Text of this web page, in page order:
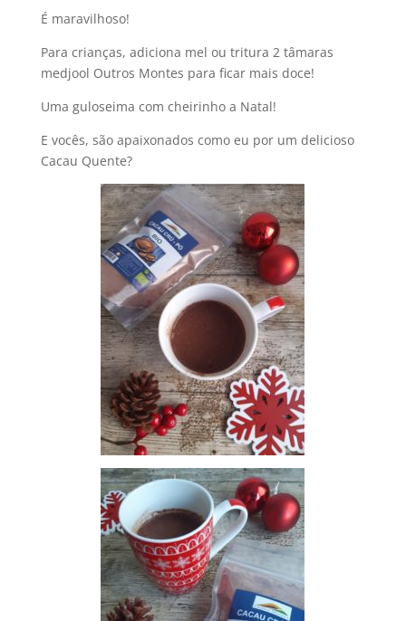
É maravilhoso!
Para crianças, adiciona mel ou tritura 2 tâmaras
medjool Outros Montes para ficar mais doce!
Uma guloseima com cheirinho a Natal!
E vocês, são apaixonados como eu por um delicioso
Cacau Quente?